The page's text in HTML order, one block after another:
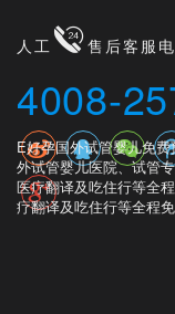
人工 售后客服
4008-
E好孕国外试管婴儿免
外试管婴儿医院、试管
医疗翻译及吃住行等全
疗翻译及吃住行等全程免